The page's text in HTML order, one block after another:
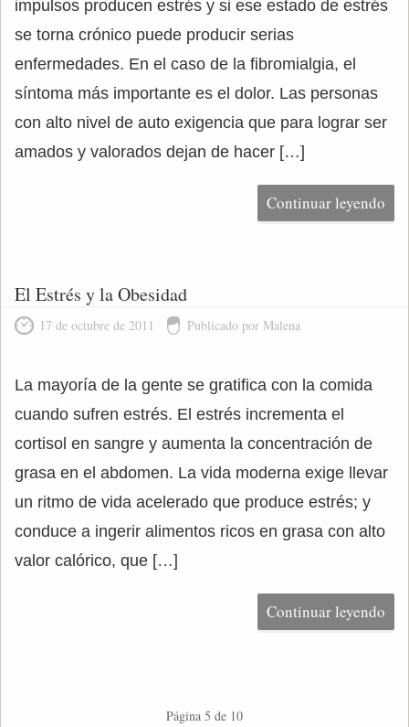
impulsos producen estrés y si ese estado de estrés
se torna crónico puede producir serias
enfermedades. En el caso de la fibromialgia, el
síntoma más importante es el dolor. Las personas
con alto nivel de auto exigencia que para lograr ser
amados y valorados dejan de hacer […]
Continuar leyendo
El Estrés y la Obesidad
17 de octubre de 2011 Publicado por Malena
La mayoría de la gente se gratifica con la comida
cuando sufren estrés. El estrés incrementa el
cortisol en sangre y aumenta la concentración de
grasa en el abdomen. La vida moderna exige llevar
un ritmo de vida acelerado que produce estrés; y
conduce a ingerir alimentos ricos en grasa con alto
valor calórico, que […]
Continuar leyendo
Página 5 de 10